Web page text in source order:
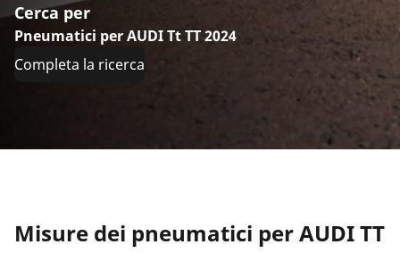
Cerca per
Pneumatici per AUDI Tt TT 2024
Completa la ricerca
Misure dei pneumatici per AUDI TT